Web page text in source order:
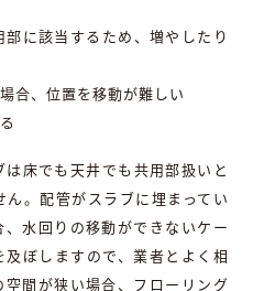
に該当するため、増やしたり
合、位置を移動が難しい
床でも天井でも共用部扱いと
。配管がスラブに埋まってい
水回りの移動ができないケー
ぼしますので、業者とよく相
間が狭い場合、フローリング